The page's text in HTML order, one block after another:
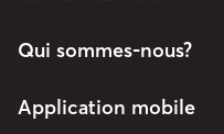
Qui sommes-nous?
Application mobile